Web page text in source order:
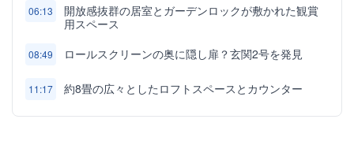
06:13
開放感抜群の居室とガーデンロックが敷かれた観賞
用スペース
08:49 ロールスクリーンの奥に隠し扉？玄関2号を発見
11:17 約8畳の広々としたロフトスペースとカウンター